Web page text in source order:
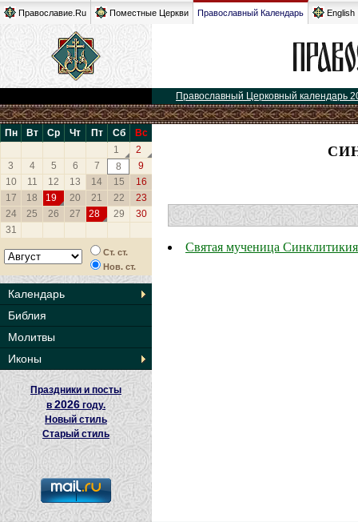
Православие.Ru Поместные Церкви Православный Календарь English
Православный Церковный календарь
Пн Вт Ср Чт Пт Сб
Вс
1
2
3
4 5 6 7 8
9
10
11 12 13 14 15
16
17
18 19 20 21 22
23
24
25 26 27 28 29
30
31
Ст. ст.
Нов. ст.
Календарь
Библия
Молитвы
Иконы
Праздники и посты
в2026 году.
Новый стиль
Старый стиль
Святая мученица